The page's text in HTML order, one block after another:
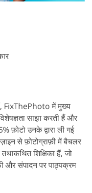
FixThePhoto में मुख्य
साझा करती हैं और
फ़ोटो उनके द्वारा ली गई
से फ़ोटोग्राफ़ी में बैचलर
शिक्षिका हैं, जो
और संपादन पर पाठ्यक्रम